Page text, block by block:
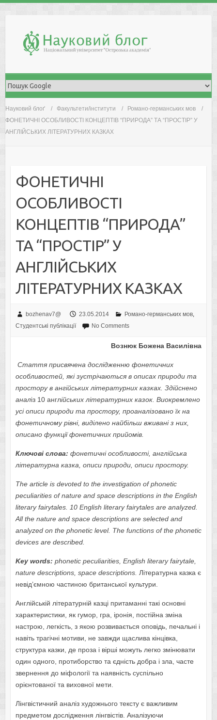
Науковий блоґ Факультети/інститути
Романо-германських мов
ФОНЕТИЧНІ ОСОБЛИВОСТІ КОНЦЕПТІВ “ПРИРОДА” ТА “ПРОСТІР” У
АНГЛІЙСЬКИХ ЛІТЕРАТУРНИХ КАЗКАХ
ФОНЕТИЧНІ
ОСОБЛИВОСТІ
КОНЦЕПТІВ “ПРИРОДА”
ТА “ПРОСТІР” У
АНГЛІЙСЬКИХ
ЛІТЕРАТУРНИХ КАЗКАХ
bozhenav7@ 23.05.2014 Романо-германських мов,
Студентські публікації
No Comments
Вознюк Божена Василівна
Стаття присвячена дослідженню фонетичних
особливостей, які зустрічаються в описах природи та
простору в ангійських літературних казках. Здійснено
аналіз 10 англійських літературних казок. Виокремлено
усі описи природи та простору, проаналізовано їх на
фонетичному рівні, виділено найбільш вживані з них,
описано функціїфонетичних прийомів.
Ключові слова: фонетичні особливості, англійська
літературна казка, описи природи, описи простору.
The article is devoted to the investigation of phonetic
peculiarities of nature and space descriptions in the English
literary fairytales. 10 English literary fairytales are analyzed.
All the nature and space descriptions are selected and
analyzed on the phonetic level. The functions of the phonetic
devices are described.
Key words: phonetic peculiarities, English literary fairytale,
nature descriptions, space descriptions. Літературна казка є
невід’ємною частиною британської культури.
Англійській літературній казці притаманні такі основні
характеристики, як гумор, гра, іронія, постійна зміна
настрою, легкість, з якою розвивається оповідь, печальні і
навіть трагічні мотиви, не завжди щаслива кінцівка,
структура казки, де проза і вірші можуть легко змінювати
один одного, протиборство та єдність добра і зла, часте
звернення до міфології та наявність суспільно
орієнтованої та виховної мети.
Лінгвістичний аналіз художнього тексту є важливим
предметом дослідження лінгвістів. Аналізуючи